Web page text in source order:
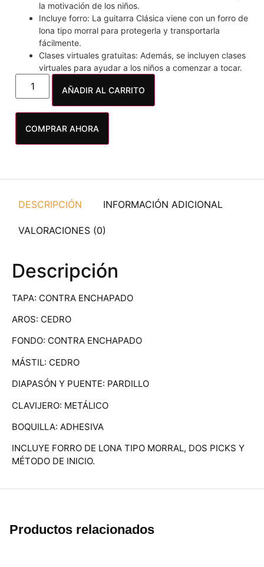
la motivación de los niños.
Incluye forro: La guitarra Clásica viene con un forro de
lona tipo morral para protegerla y transportarla
fácilmente.
Clases virtuales gratuitas: Además, se incluyen clases
virtuales para ayudar a los niños a comenzar a tocar.
AÑADIR AL CARRITO
COMPRAR AHORA
DESCRIPCIÓN INFORMACIÓN ADICIONAL
VALORACIONES (0)
Descripción
TAPA: CONTRA ENCHAPADO
AROS: CEDRO
FONDO: CONTRA ENCHAPADO
MÁSTIL: CEDRO
DIAPASÓN Y PUENTE: PARDILLO
CLAVIJERO: METÁLICO
BOQUILLA: ADHESIVA
INCLUYE FORRO DE LONA TIPO MORRAL, DOS PICKS Y
MÉTODO DE INICIO.
Productos relacionados